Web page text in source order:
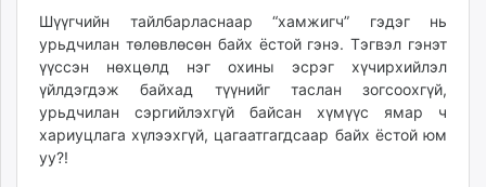
Шүүгчийн тайлбарласнаар “хамжигч” гэдэг нь
урьдчилан төлөвлөсөн байх ёстой гэнэ. Тэгвэл гэнэт
үүссэн нөхцөлд нэг охины эсрэг хүчирхийлэл
үйлдэгдэж байхад түүнийг таслан зогсоохгүй,
урьдчилан сэргийлэхгүй байсан хүмүүс ямар ч
хариуцлага хүлээхгүй, цагаатгагдсаар байх ёстой юм
уу?!